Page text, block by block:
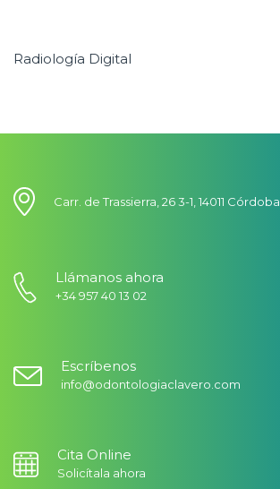
Radiología Digital
Carr. de Trassierra, 26 3-1, 14011 Córdoba
Llámanos ahora
+34 957 40 13 02
Escríbenos
info@odontologiaclavero.com
Cita Online
Solicítala ahora